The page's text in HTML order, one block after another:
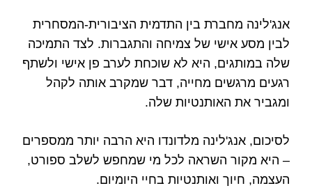
אנג'לינה מחברת בין התדמית הציבורית-המסחרית
לבין מסע אישי של צמיחה והתגברות. לצד התמיכה
שלה במותגים, היא לא שוכחת לערב פן אישי ולשתף
רגעים מרגשים מחייה, דבר שמקרב אותה לקהל
ומגביר את האותנטיות שלה.
לסיכום, אנג'לינה מלדונדו היא הרבה יותר ממספרים
– היא מקור השראה לכל מי שמחפש לשלב ספורט,
העצמה, חיוך ואותנטיות בחיי היומיום.